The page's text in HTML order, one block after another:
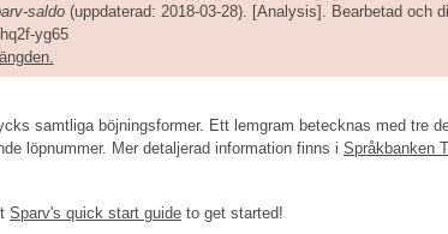
saldo(uppdaterad: 2018-03-28). [Analysis]. Bearbetad och
yg65
samtliga böjningsformer. Ett lemgram betecknas med tre
löpnummer. Mer detaljerad information finns i Språkbanken
Sparv's quick start guide to get started!